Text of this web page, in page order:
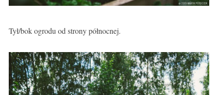
Tył/bok ogrodu od strony północnej.